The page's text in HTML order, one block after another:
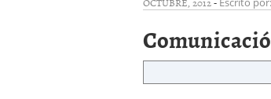
reales
para
pymes
mayo